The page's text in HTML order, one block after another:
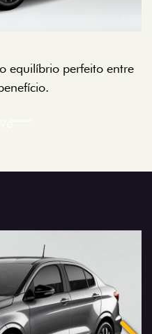
equilíbrio perfeito entre